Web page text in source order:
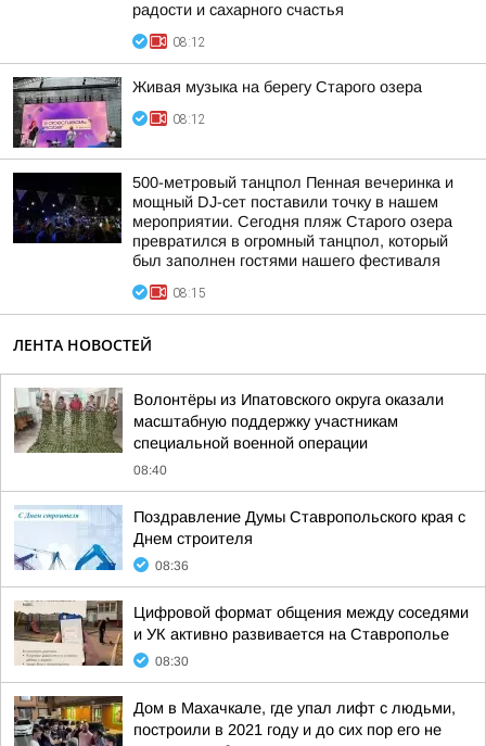
радости и сахарного счастья
08:12
Живая музыка на берегу Старого озера
08:12
500-метровый танцпол Пенная вечеринка и
мощный DJ-сет поставили точку в нашем
мероприятии. Сегодня пляж Старого озера
превратился в огромный танцпол, который
был заполнен гостями нашего фестиваля
08:15
ЛЕНТА НОВОСТЕЙ
Волонтёры из Ипатовского округа оказали
масштабную поддержку участникам
специальной военной операции
08:40
Поздравление Думы Ставропольского края с
Днем строителя
08:36
Цифровой формат общения между соседями
и УК активно развивается на Ставрополье
08:30
Дом в Махачкале, где упал лифт с людьми,
построили в 2021 году и до сих пор его не